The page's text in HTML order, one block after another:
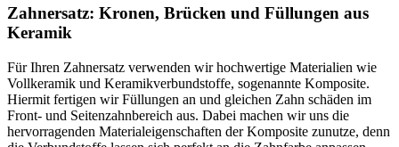
Zahnersatz: Kronen, Brücken und Füllungen aus
Keramik
Für Ihren Zahnersatz verwenden wir hochwertige Materialien wie
Vollkeramik und Keramikverbundstoffe, sogenannte Komposite.
Hiermit fertigen wir Füllungen an und gleichen Zahn schäden im
Front- und Seitenzahnbereich aus. Dabei machen wir uns die
hervorragenden Materialeigenschaften der Komposite zunutze, denn